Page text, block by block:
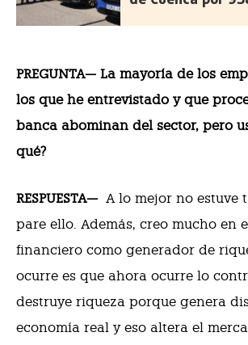
PREGUNTA— La mayoría de los
los que he entrevistado y que
banca abominan del sector, pero
qué?
RESPUESTA— A lo mejor no estuve
pare ello. Además, creo mucho en
financiero como generador de
ocurre es que ahora ocurre lo
destruye riqueza porque genera
economía real y eso altera el